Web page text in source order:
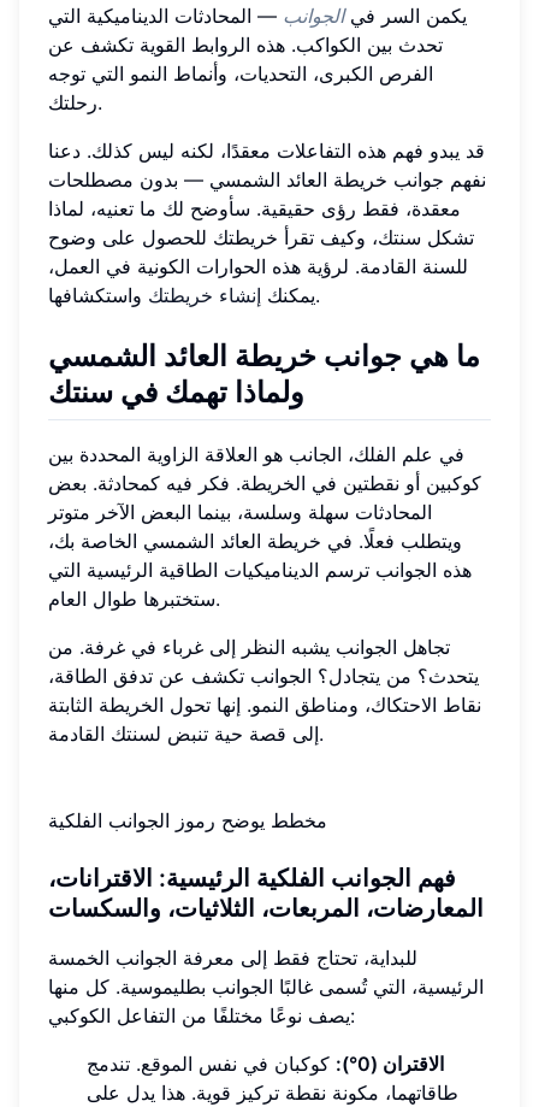
يكمن السر فيالجوانب — المحادثات الديناميكية التي
تحدث بين الكواكب. هذه الروابط القوية تكشف عن
الفرص الكبرى، التحديات، وأنماط النمو التي توجه
رحلتك.
قد يبدو فهم هذه التفاعلات معقدًا، لكنه ليس كذلك. دعنا
نفهم جوانب خريطة العائد الشمسي — بدون مصطلحات
معقدة، فقط رؤى حقيقية. سأوضح لك ما تعنيه، لماذا
تشكل سنتك، وكيف تقرأ خريطتك للحصول على وضوح
للسنة القادمة. لرؤية هذه الحوارات الكونية في العمل،
يمكنك إنشاء خريطتك واستكشافها.
ما هي جوانب خريطة العائد الشمسي
ولماذا تهمك في سنتك
في علم الفلك، الجانب هو العلاقة الزاوية المحددة بين
كوكبين أو نقطتين في الخريطة. فكر فيه كمحادثة. بعض
المحادثات سهلة وسلسة، بينما البعض الآخر متوتر
ويتطلب فعلًا. في خريطة العائد الشمسي الخاصة بك،
هذه الجوانب ترسم الديناميكيات الطاقية الرئيسية التي
ستختبرها طوال العام.
تجاهل الجوانب يشبه النظر إلى غرباء في غرفة. من
يتحدث؟ من يتجادل؟ الجوانب تكشف عن تدفق الطاقة،
نقاط الاحتكاك، ومناطق النمو. إنها تحول الخريطة الثابتة
إلى قصة حية تنبض لسنتك القادمة.
مخطط يوضح رموز الجوانب الفلكية
فهم الجوانب الفلكية الرئيسية: الاقترانات،
المعارضات، المربعات، الثلاثيات، والسكسات
للبداية، تحتاج فقط إلى معرفة الجوانب الخمسة
الرئيسية، التي تُسمى غالبًا الجوانب بطليموسية. كل منها
يصف نوعًا مختلفًا من التفاعل الكوكبي:
الاقتران (0°):
كوكبان في نفس الموقع. تندمج
طاقاتهما، مكونة نقطة تركيز قوية. هذا يدل على